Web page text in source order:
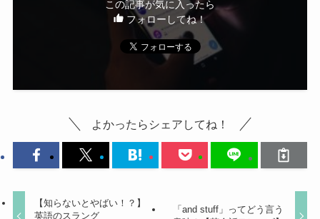
この記事が気に入ったら
フォローしてね！
よかったらシェアしてね！
【知らないとやばい！？】
英語のスラング
「and stuff」ってどう言う